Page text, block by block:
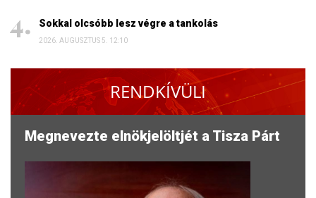
Sokkal olcsóbb lesz végre a tankolás
2026. AUGUSZTUS 5. 12:10
RENDKÍVÜLI
Megnevezte elnökjelöltjét a Tisza Párt